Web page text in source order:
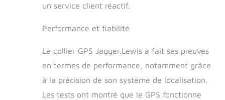
un service client réactif.
Performance et fiabilité
Le collier GPS Jagger.Lewis a fait ses preuves
en termes de performance, notamment grâce
à la précision de son système de localisation.
Les tests ont montré que le GPS fonctionne